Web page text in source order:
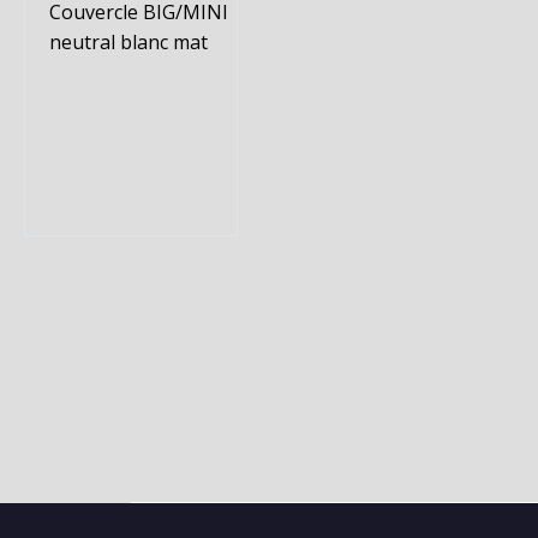
Couvercle BIG/MINI
neutral blanc mat